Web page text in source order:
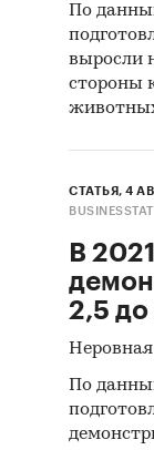
По
выросли
стороны
СТАТЬЯ, 4
BUSINESSTAT
В
2,5
По